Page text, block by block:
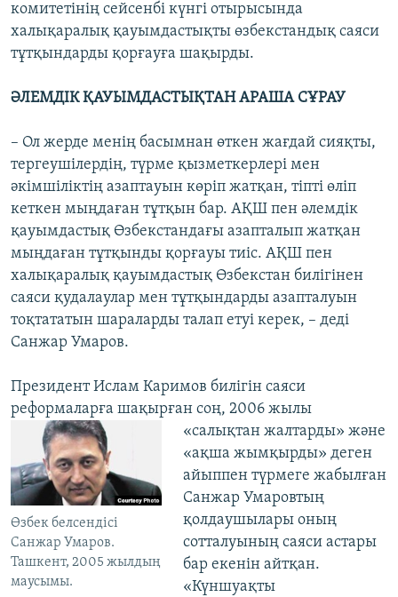
комитетінің сейсенбі күнгі отырысында
халықаралық қауымдастықты өзбекстандық саяси
тұтқындарды қорғауға шақырды.
ӘЛЕМДІК ҚАУЫМДАСТЫҚТАН АРАША СҰРАУ
– Ол жерде менің басымнан өткен жағдай сияқты,
тергеушілердің, түрме қызметкерлері мен
әкімшіліктің азаптауын көріп жатқан, тіпті өліп
кеткен мыңдаған тұтқын бар. АҚШ пен әлемдік
қауымдастық Өзбекстандағы азапталып жатқан
мыңдаған тұтқынды қорғауы тиіс. АҚШ пен
халықаралық қауымдастық Өзбекстан билігінен
саяси қудалаулар мен тұтқындарды азапталуын
тоқтататын шараларды талап етуі керек, – деді
Санжар Умаров.
Президент Ислам Каримов билігін саяси
реформаларға шақырған соң, 2006 жылы
Өзбек белсендісі
Санжар Умаров.
Ташкент, 2005 жылдың
маусымы.
«салықтан жалтарды» және
«ақша жымқырды» деген
айыппен түрмеге жабылған
Санжар Умаровтың
қолдаушылары оның
сотталуының саяси астары
бар екенін айтқан.
«Күншуақты